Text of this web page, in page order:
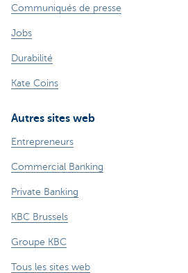
Communiqués de presse
Jobs
Durabilité
Kate Coins
Autres sites web
Entrepreneurs
Commercial Banking
Private Banking
KBC Brussels
Groupe KBC
Tous les sites web